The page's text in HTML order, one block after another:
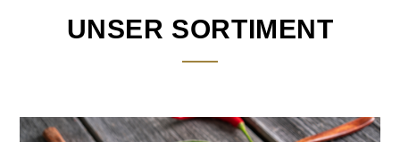
UNSER SORTIMENT